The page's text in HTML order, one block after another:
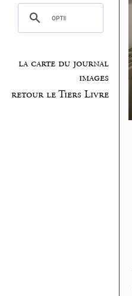
la carte du journal
images
retour le Tiers Livre